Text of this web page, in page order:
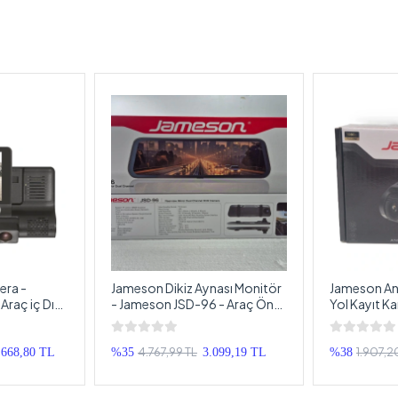
-
iç Dış
TL
Jameson Dikiz Aynası Monitör
- Jameson JSD-96 - Araç Ön
Arka Kamera Kayıt , Park
Kameralı Full HD Kameralı
Ekran
%35 4.767,99 TL 3.099,19 TL
Jameson
Yol Kayıt
JSD-50
Kamerası ,
%38